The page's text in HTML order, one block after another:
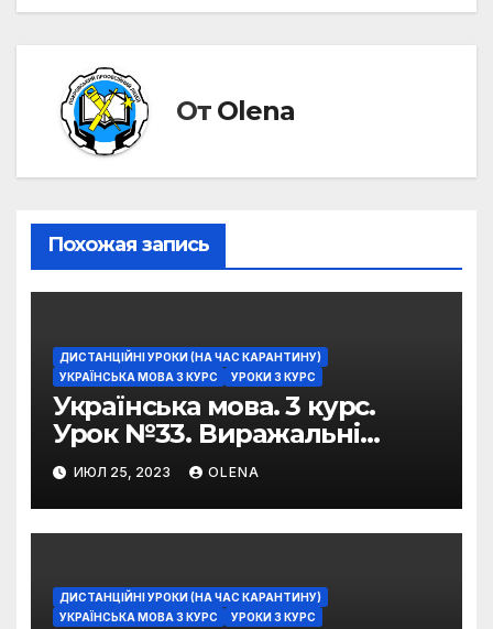
От Olena
Похожая запись
ДИСТАНЦІЙНІ УРОКИ (НА ЧАС КАРАНТИНУ)
УКРАЇНСЬКА МОВА 3 КУРС
УРОКИ 3 КУРС
Українська мова. 3 курс.
Урок №33. Виражальні
можливості фразеологізмів
ИЮЛ 25, 2023 OLENA
ДИСТАНЦІЙНІ УРОКИ (НА ЧАС КАРАНТИНУ)
УКРАЇНСЬКА МОВА 3 КУРС
УРОКИ 3 КУРС